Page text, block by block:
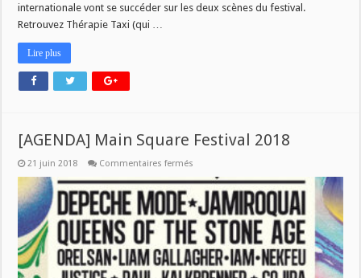
internationale vont se succéder sur les deux scènes du festival.
Retrouvez Thérapie Taxi (qui …
Lire plus
[AGENDA] Main Square Festival 2018
21 juin 2018 Commentaires fermés
Main
Square
Festival
2018